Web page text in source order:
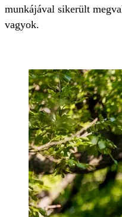
munkájával sikerült
vagyok.